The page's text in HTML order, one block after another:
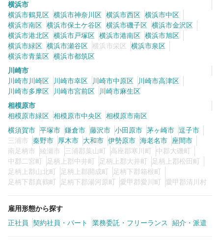
横浜市
横浜市鶴見区 横浜市神奈川区 横浜市西区 横浜市中区
横浜市南区 横浜市保土ケ谷区 横浜市磯子区 横浜市金沢区
横浜市港北区 横浜市戸塚区 横浜市港南区 横浜市旭区
横浜市緑区 横浜市瀬谷区 横浜市栄区
横浜市泉区
横浜市青葉区 横浜市都筑区
川崎市
川崎市川崎区
川崎市幸区 川崎市中原区
川崎市高津区
川崎市多摩区
川崎市宮前区
川崎市麻生区
相模原市
相模原市緑区 相模原市中央区 相模原市南区
横須賀市 平塚市 鎌倉市 藤沢市 小田原市 茅ヶ崎市 逗子市
三浦市
秦野市 厚木市 大和市 伊勢原市 海老名市
座間市
南足柄市
綾瀬市 三浦郡葉山町 高座郡寒川町
中郡大磯町
中郡二宮町
足柄上郡中井町 足柄上郡大井町
足柄上郡松田町
足柄上郡山北町
足柄上郡開成町
足柄下郡箱根町
足柄下郡真鶴町
足柄下郡湯河原町 愛甲郡愛川町 愛甲郡清川村
雇用形態から探す
正社員
契約社員・パート 業務委託・フリーランス 紹介・派遣